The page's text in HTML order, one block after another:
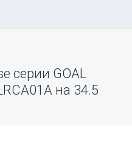
серии GOAL
на 34.5